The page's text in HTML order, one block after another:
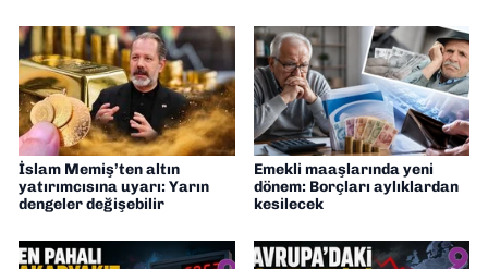
İslam Memiş’ten altın
yatırımcısına uyarı: Yarın
dengeler değişebilir
Emekli maaşlarında yeni
dönem: Borçları aylıklardan
kesilecek